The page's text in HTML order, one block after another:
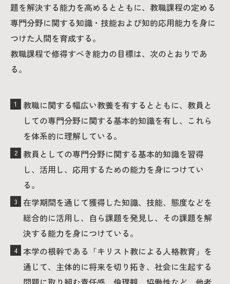
題を解決する能力を高めるとともに、教職課程の定める
専門分野に関する知識・技能および知的応用能力を身に
つけた人間を育成する。
教職課程で修得すべき能力の目標は、次のとおりであ
る。
教職に関する幅広い教養を有するとともに、教員と
しての専門分野に関する基本的知識を有し、これら
を体系的に理解している。
教員としての専門分野に関する基本的知識を習得
し、活用し、応用するための能力を身につけてい
る。
在学期間を通じて獲得した知識、技能、態度などを
総合的に活用し、自ら課題を発見し、その課題を解
決する能力を身につけている。
本学の根幹である「キリスト教による人格教育」を
通じて、主体的に将来を切り拓き、社会に生起する